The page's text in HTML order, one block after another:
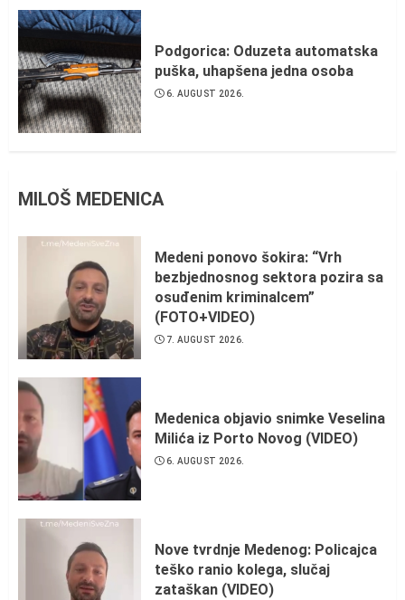
Podgorica: Oduzeta automatska
puška, uhapšena jedna osoba
6. AUGUST 2026.
MILOŠ MEDENICA
Medeni ponovo šokira: “Vrh
bezbjednosnog sektora pozira sa
osuđenim kriminalcem”
(FOTO+VIDEO)
7. AUGUST 2026.
Medenica objavio snimke Veselina
Milića iz Porto Novog (VIDEO)
6. AUGUST 2026.
Nove tvrdnje Medenog: Policajca
teško ranio kolega, slučaj
zataškan (VIDEO)